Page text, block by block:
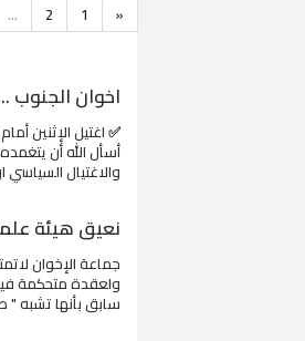
«
1
2
...
اخوان الجنوب
✅ اغتيل الإثنين
أسأل الله أن
والاغتيال السياسي
نعيق هيئة
جماعة الإخوان
ولعقدة متحكمة
سابق بأنها تشبه "